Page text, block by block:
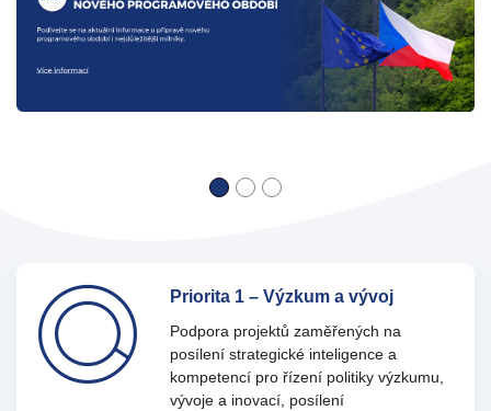
Priorita 1 – Výzkum a vývoj
Podpora projektů zaměřených na
posílení strategické inteligence a
kompetencí pro řízení politiky výzkumu,
vývoje a inovací, posílení